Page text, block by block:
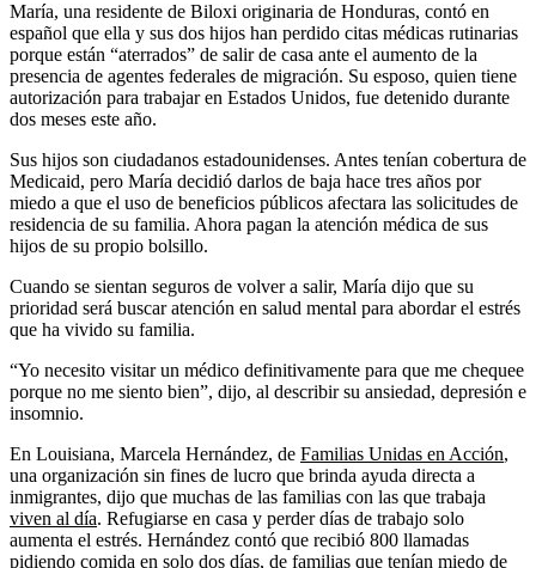
María, una residente de Biloxi originaria de Honduras, contó en
español que ella y sus dos hijos han perdido citas médicas rutinarias
porque están “aterrados” de salir de casa ante el aumento de la
presencia de agentes federales de migración. Su esposo, quien tiene
autorización para trabajar en Estados Unidos, fue detenido durante
dos meses este año.
Sus hijos son ciudadanos estadounidenses. Antes tenían cobertura de
Medicaid, pero María decidió darlos de baja hace tres años por
miedo a que el uso de beneficios públicos afectara las solicitudes de
residencia de su familia. Ahora pagan la atención médica de sus
hijos de su propio bolsillo.
Cuando se sientan seguros de volver a salir, María dijo que su
prioridad será buscar atención en salud mental para abordar el estrés
que ha vivido su familia.
“Yo necesito visitar un médico definitivamente para que me chequee
porque no me siento bien”, dijo, al describir su ansiedad, depresión e
insomnio.
En Louisiana, Marcela Hernández, de Familias Unidas en Acción,
una organización sin fines de lucro que brinda ayuda directa a
inmigrantes, dijo que muchas de las familias con las que trabaja
viven al día. Refugiarse en casa y perder días de trabajo solo
aumenta el estrés. Hernández contó que recibió 800 llamadas
pidiendo comida en solo dos días, de familias que tenían miedo de